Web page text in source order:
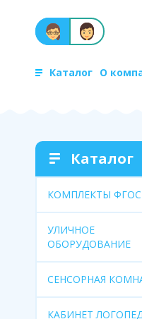
Каталог О
Каталог
КОМПЛЕКТЫ ФГОС
УЛИЧНОЕ
ОБОРУДОВАНИЕ
СЕНСОРНАЯ
КАБИНЕТ